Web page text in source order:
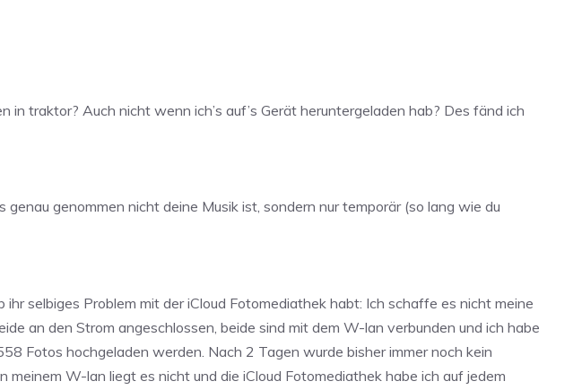
traktor? Auch nicht wenn ich’s auf’s Gerät heruntergeladen hab? Des fänd ich
genommen nicht deine Musik ist, sondern nur temporär (so lang wie du
selbiges Problem mit der iCloud Fotomediathek habt: Ich schaffe es nicht meine
an den Strom angeschlossen, beide sind mit dem W-lan verbunden und ich habe
Fotos hochgeladen werden. Nach 2 Tagen wurde bisher immer noch kein
W-lan liegt es nicht und die iCloud Fotomediathek habe ich auf jedem